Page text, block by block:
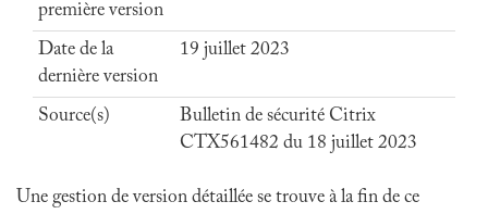
première version
Date de la
dernière version
19 juillet 2023
Source(s)
Bulletin de sécurité Citrix
CTX561482 du 18 juillet 2023
Une gestion de version détaillée se trouve à la fin de ce